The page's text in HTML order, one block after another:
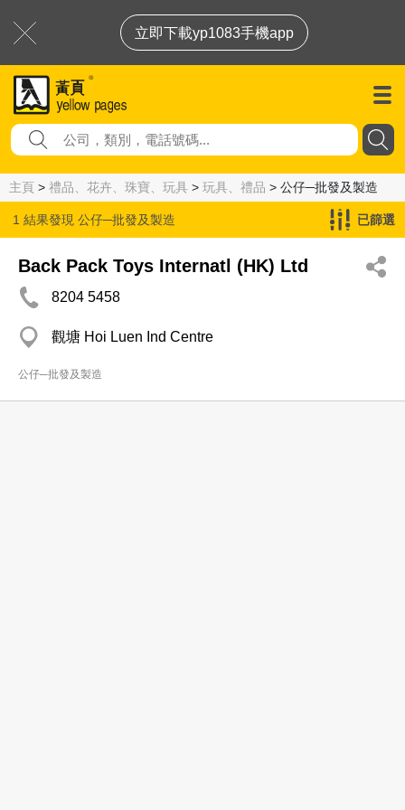
立即下載yp1083手機app
主頁 > 禮品、花卉、珠寶、玩具 > 玩具、禮品 > 公仔─批發及製造
1 結果發現 公仔─批發及製造 已篩選
Back Pack Toys Internatl (HK) Ltd
8204 5458
觀塘 Hoi Luen Ind Centre
公仔─批發及製造